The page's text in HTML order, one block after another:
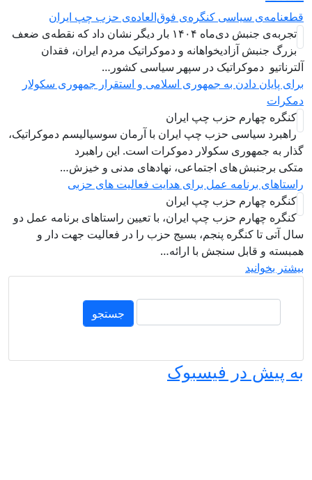
کنگره‌ی فوق‌العاده‌ی حزب چپ ایران
تجربه‌ی جنبش دی‌ماه ۱۴۰۴ بار دیگر نشان داد که نقطه‌ی ضعف
و دموکراتیک مردم ایران، فقدان
در سپهر سیاسی کشور…
به جمهوری اسلامی و استقرار جمهوری سکولار
حزب چپ ایران
حزب چپ ایران با آرمان سوسیالیسم دموکراتیک،
سکولار دموکرات است. این راهبرد
های اجتماعی، نهادهای مدنی و خیزش‌…
عمل برای هدایت فعالیت های حزبی
حزب چپ ایران
حزب چپ ایران، با تعیین راستاهای برنامه عمل دو
پنجم، بسیج حزب را در فعالیت جهت دار و
سنجش با ارائه…
فیسبوک